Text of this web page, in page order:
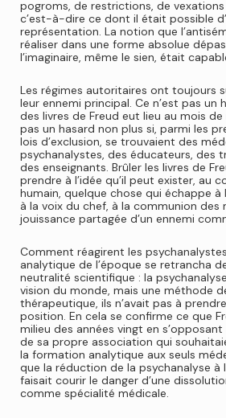
pogroms, de restrictions, de vexations
c’est-à-dire ce dont il était possible
représentation. La notion que
réaliser dans une forme absolue
l’imaginaire, même le sien, était
Les régimes autoritaires ont toujours
leur ennemi principal. Ce n’est pas un
des livres de Freud eut lieu au mois de
pas un hasard non plus si, parmi les
lois d’exclusion, se trouvaient des
psychanalystes, des éducateurs, des
des enseignants. Brûler les livres de
prendre à l’idée qu’il peut exister, au
humain, quelque chose qui échappe à
à la voix du chef, à la communion des
jouissance partagée d’un ennemi
Comment réagirent les
analytique de l’époque se retrancha
neutralité scientifique : la
vision du monde, mais une méthode
thérapeutique, ils n’avait pas à
position. En cela se confirme ce que
milieu des années vingt en
de sa propre association qui
la formation analytique aux seuls
que la réduction de la psychanalyse à
faisait courir le danger d’une
comme spécialité médicale.